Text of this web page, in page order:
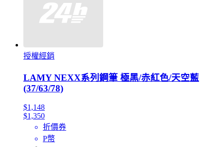
授權經銷
LAMY NEXX系列鋼筆 極黑/赤紅色/天空藍
(37/63/78)
$1,148
$1,350
折價券
P幣